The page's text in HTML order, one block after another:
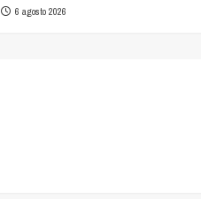
6 agosto 2026